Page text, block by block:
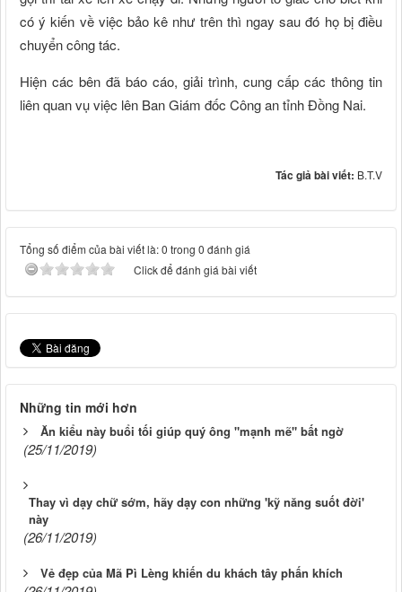
có ý kiến về việc bảo kê như trên thì ngay sau đó họ bị điều
chuyển công tác.
Hiện các bên đã báo cáo, giải trình, cung cấp các thông tin
liên quan vụ việc lên Ban Giám đốc Công an tỉnh Đồng Nai.
Tác giả bài viết: B.T.V
Tổng số điểm của bài viết là: 0 trong 0 đánh giá
Click để đánh giá bài viết
Những tin mới hơn
Ăn kiểu này buổi tối giúp quý ông "mạnh mẽ" bất ngờ
(25/11/2019)
Thay vì dạy chữ sớm, hãy dạy con những 'kỹ năng suốt đời'
này
(26/11/2019)
Vẻ đẹp của Mã Pì Lèng khiến du khách tây phấn khích